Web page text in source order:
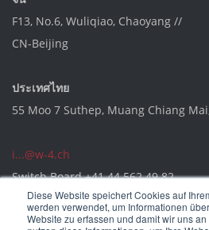
Diese Website speichert Cookies auf
werden verwendet, um Informationen
Website zu erfassen und damit wir uns
F13, No.6, Wuliqiao, Chaoyang //
CN-Beijing
ประเทศไทย
55 Moo 7 Suthep, Muang Chiang
i...@w-4.ch
Switch Board+41 44 562 49 82